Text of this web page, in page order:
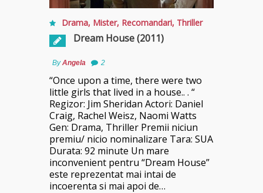
Drama, Mister, Recomandari, Thriller
Dream House (2011)
ByAngela 2
“Once upon a time, there were two
little girls that lived in a house.. . “
Regizor: Jim Sheridan Actori: Daniel
Craig, Rachel Weisz, Naomi Watts
Gen: Drama, Thriller Premii niciun
premiu/ nicio nominalizare Tara: SUA
Durata: 92 minute Un mare
inconvenient pentru “Dream House”
este reprezentat mai intai de
incoerenta si mai apoi de…